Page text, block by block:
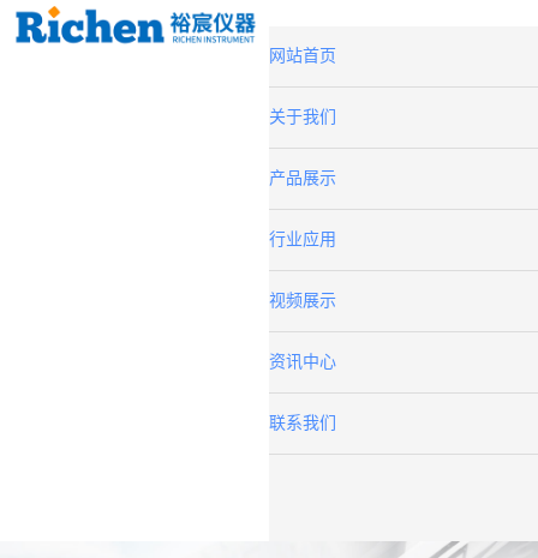
网站首页
关于我们
产品展示
行业应用
视频展示
资讯中心
联系我们